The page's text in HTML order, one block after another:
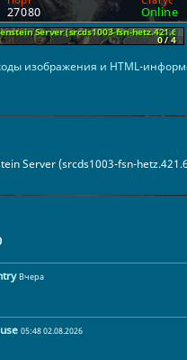
изображения и HTML-
Server (srcds1003-fsn-
Вчера
05:48 02.08.2026